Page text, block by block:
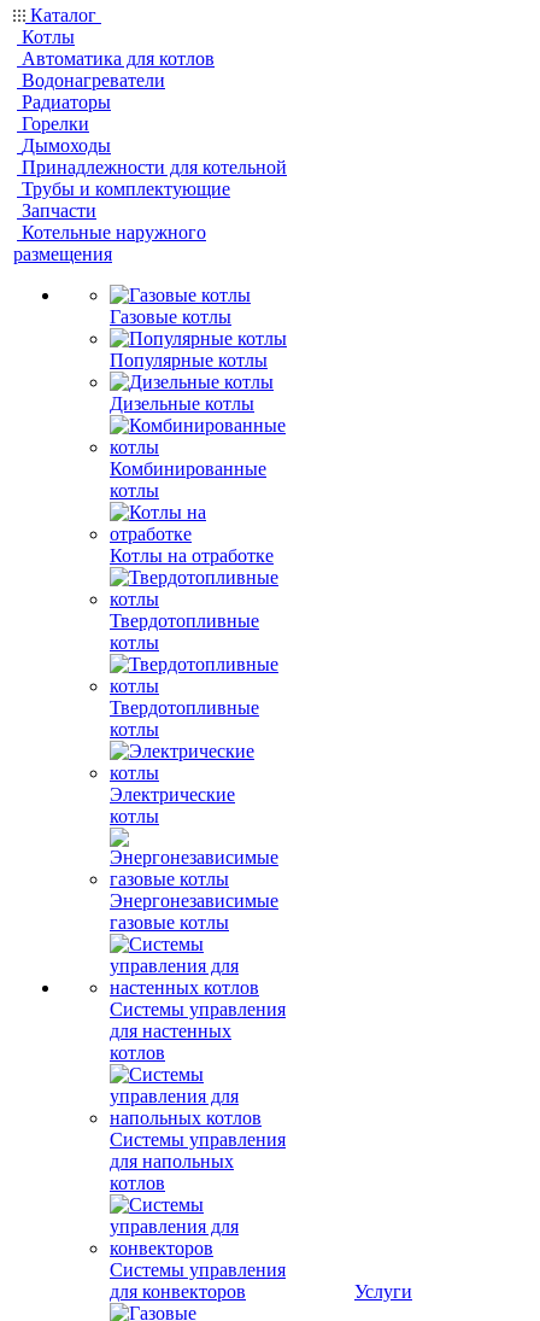
Каталог
Котлы
Автоматика для котлов
Водонагреватели
Радиаторы
Горелки
Дымоходы
Принадлежности для котельной
Трубы и комплектующие
Запчасти
Котельные наружного
размещения
Газовые котлы
Популярные котлы
Дизельные котлы
Комбинированные
котлы
Котлы на отработке
Твердотопливные
котлы
Твердотопливные
котлы
Электрические
котлы
Энергонезависимые
газовые котлы
Системы управления
для настенных
котлов
Системы управления
для напольных
котлов
Системы управления
для конвекторов
Услуги